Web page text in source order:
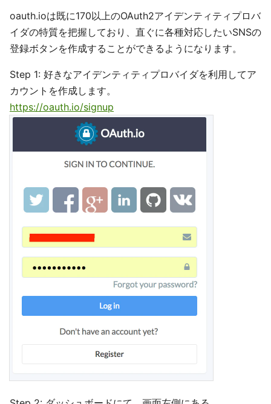
oauth.ioは既に170以上のOAuth2アイデンティティプロバ
イダの特質を把握しており、直ぐに各種対応したいSNSの
登録ボタンを作成することができるようになります。
Step 1: 好きなアイデンティティプロバイダを利用してア
カウントを作成します。
https://oauth.io/signup